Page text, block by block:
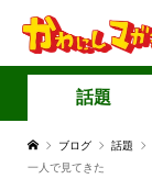
話題
ブログ 話題
一人で見てきた